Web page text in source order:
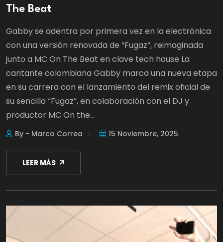
The Beat
Gabby se adentra por primera vez en la electrónica
con una versión renovada de “Fugaz”, reimaginada
junto a MC On The Beat en clave tech house La
cantante colombiana Gabby marca una nueva etapa
en su carrera con el lanzamiento del remix oficial de
su sencillo “Fugaz”, en colaboración con el DJ y
productor MC On the...
By - Marco Correa 15 Noviembre, 2025
LEER MÁS